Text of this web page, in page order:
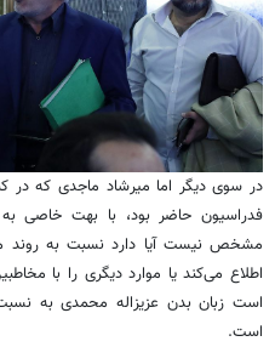
در سوی دیگر اما میرشاد ماجدی که در
فدراسیون حاضر بود، با بهت
مشخص نیست آیا دارد نسبت به روند
اطلاع می‌کند یا موارد دیگری را با
است زبان بدن عزیزاله محمدی به
است.